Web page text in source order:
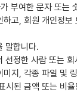
부여한 문자 또는
고, 회원 개인정
말합니다.
선정한 사람 또는 회
지, 각종 파일 및
된 금액 또는 비